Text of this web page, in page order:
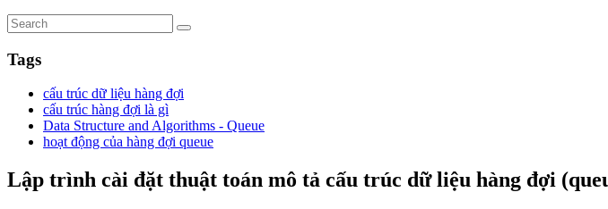
Tags
cấu trúc dữ liệu hàng đợi
cấu trúc hàng đợi là gì
Data Structure and Algorithms - Queue
hoạt động của hàng đợi queue
Lập trình cài đặt thuật toán mô tả cấu trúc dữ liệu hàng đợi